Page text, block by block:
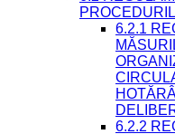
6.2.1
6.2.2